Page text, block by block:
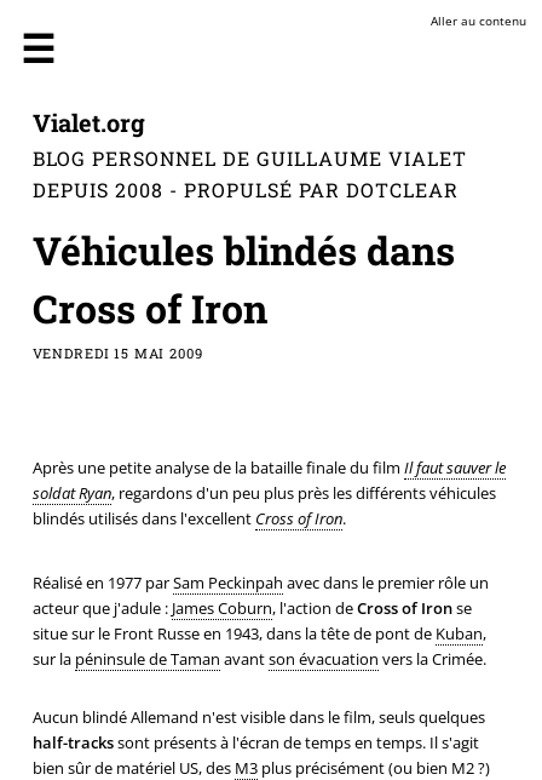
Aller au contenu
Vialet.org
BLOG PERSONNEL DE GUILLAUME VIALET
DEPUIS 2008 - PROPULSÉ PAR DOTCLEAR
Véhicules blindés dans
Cross of Iron
VENDREDI 15 MAI 2009
Après une petite analyse de la bataille finale du film Il faut sauver le
soldat Ryan, regardons d'un peu plus près les différents véhicules
blindés utilisés dans l'excellent Cross of Iron.
Réalisé en 1977 parSam Peckinpah avec dans le premier rôle un
acteur que j'adule : James Coburn, l'action deCross of Ironse
situe sur le Front Russe en 1943, dans la tête de pont de Kuban,
sur la péninsule de Taman avantson évacuation vers la Crimée.
Aucun blindé Allemand n'est visible dans le film, seuls quelques
half-trackssont présents à l'écran de temps en temps. Il s'agit
bien sûr de matériel US, des M3plus précisément (ou bien M2 ?)